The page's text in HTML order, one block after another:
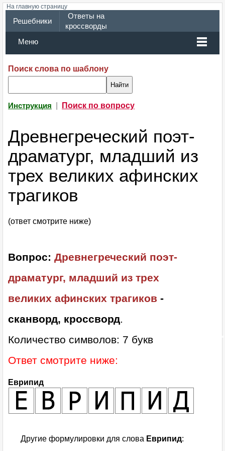
На главную страницу
Решебники
Ответы на
кроссворды
Меню
Поиск слова по шаблону
Инструкция Поиск по вопросу
Древнегреческий поэт-
драматург, младший из
трех великих афинских
трагиков
(ответ смотрите ниже)
Вопрос: Древнегреческий поэт-
драматург, младший из трех
великих афинских трагиков -
сканворд, кроссворд.
Количество символов: 7 букв
Ответ смотрите ниже:
Еврипид
Другие формулировки для слова Еврипид: